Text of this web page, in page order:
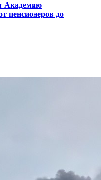
Академию
пенсионеров до